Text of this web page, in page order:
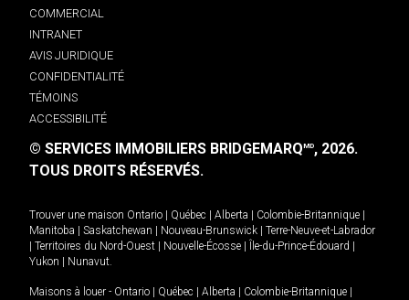
COMMERCIAL
INTRANET
AVIS JURIDIQUE
CONFIDENTIALITÉ
TÉMOINS
ACCESSIBILITÉ
© SERVICES IMMOBILIERS BRIDGEMARQMD, 2026.
TOUS DROITS RÉSERVÉS.
Trouver une maison Ontario Québec Alberta Colombie-Britannique
Manitoba
Saskatchewan Nouveau-Brunswick
Terre-Neuve-et-Labrador
Territoires du Nord-Ouest Nouvelle-Écosse Île-du-Prince-Édouard
Yukon
Nunavut.
Maisons à louer - Ontario Québec Alberta Colombie-Britannique